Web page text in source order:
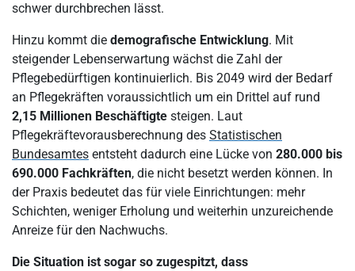
schwer durchbrechen lässt.
Hinzu kommt die demografische Entwicklung. Mit
steigender Lebenserwartung wächst die Zahl der
Pflegebedürftigen kontinuierlich. Bis 2049 wird der Bedarf
an Pflegekräften voraussichtlich um ein Drittel auf rund
2,15 Millionen Beschäftigte steigen. Laut
Pflegekräftevorausberechnung des Statistischen
Bundesamtes entsteht dadurch eine Lücke von 280.000 bis
690.000 Fachkräften, die nicht besetzt werden können. In
der Praxis bedeutet das für viele Einrichtungen: mehr
Schichten, weniger Erholung und weiterhin unzureichende
Anreize für den Nachwuchs.
Die Situation ist sogar so zugespitzt, dass